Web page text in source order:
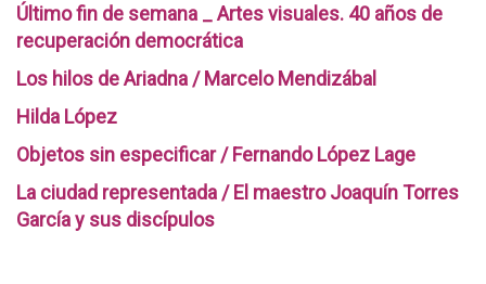
Último fin de semana _ Artes visuales. 40 años de
recuperación democrática
Los hilos de Ariadna / Marcelo Mendizábal
Hilda López
Objetos sin especificar / Fernando López Lage
La ciudad representada / El maestro Joaquín Torres
García y sus discípulos